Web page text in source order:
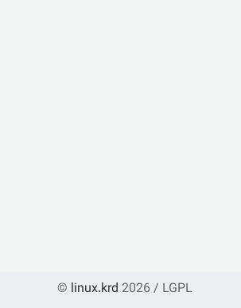
© linux.krd 2026 / LGPL